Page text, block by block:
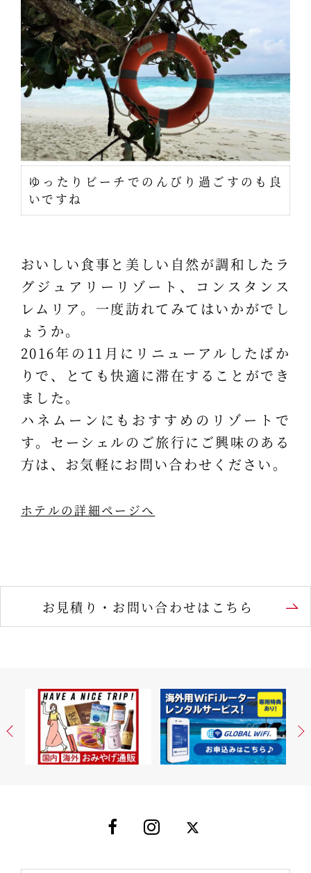
ゆったりビーチでのんびり過ごすのも良
いですね
おいしい食事と美しい自然が調和したラ
グジュアリーリゾート、コンスタンス
レムリア。一度訪れてみてはいかがでし
ょうか。
2016年の11月にリニューアルしたばか
りで、とても快適に滞在することができ
ました。
ハネムーンにもおすすめのリゾートで
す。セーシェルのご旅行にご興味のある
方は、お気軽にお問い合わせください。
ホテルの詳細ページへ
お見積り・お問い合わせはこちら